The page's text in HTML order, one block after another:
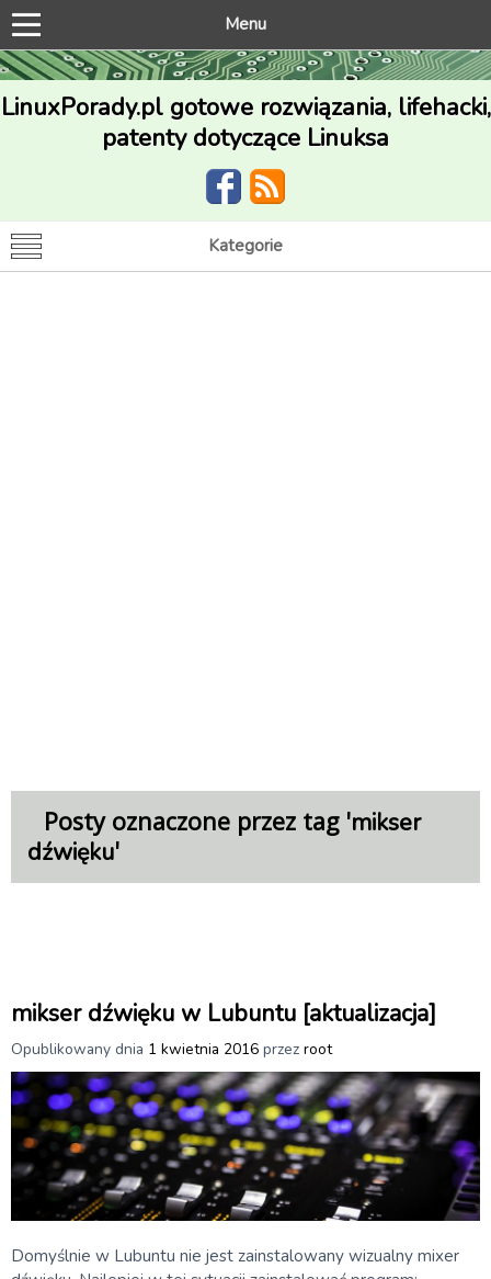
Menu
LinuxPorady.pl gotowe rozwiązania, lifehacki,
patenty dotyczące Linuksa
Kategorie
Posty oznaczone przez tag 'mikser
dźwięku'
mikser dźwięku w Lubuntu [aktualizacja]
Opublikowany dnia 1 kwietnia 2016 przez root
Domyślnie w Lubuntu nie jest zainstalowany wizualny mixer